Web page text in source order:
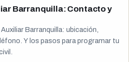
Barranquilla: Contacto y
Barranquilla: ubicación,
Y los pasos para programar tu